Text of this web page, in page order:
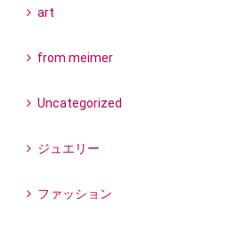
art
from meimer
Uncategorized
ジュエリー
ファッション